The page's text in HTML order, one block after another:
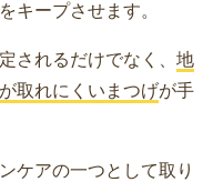
キープさせます。
されるだけでなく、 地
取れにくいまつげが手
ケアの一つとして取り